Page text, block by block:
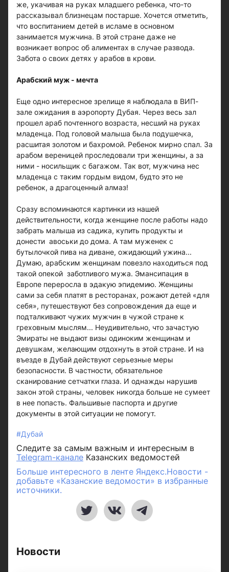
же, укачивая на руках младшего ребенка, что-то
рассказывал близнецам постарше. Хочется отметить,
что воспитанием детей в исламе в основном
занимается мужчина. В этой стране даже не
возникает вопрос об алиментах в случае развода.
Забота о своих детях у арабов в крови.
Арабский муж - мечта
Еще одно интересное зрелище я наблюдала в ВИП-
зале ожидания в аэропорту Дубая. Через весь зал
прошел араб почтенного возраста, несший на руках
младенца. Под головой малыша была подушечка,
расшитая золотом и бахромой. Ребенок мирно спал. За
арабом вереницей проследовали три женщины, а за
ними - носильщик с багажом. Так вот, мужчина нес
младенца с таким гордым видом, будто это не
ребенок, а драгоценный алмаз!
Сразу вспоминаются картинки из нашей
действительности, когда женщине после работы надо
забрать малыша из садика, купить продукты и
донести авоськи до дома. А там муженек с
бутылочкой пива на диване, ожидающий ужина...
Думаю, арабским женщинам повезло находиться под
такой опекой заботливого мужа. Эмансипация в
Европе переросла в эдакую эпидемию. Женщины
сами за себя платят в ресторанах, рожают детей «для
себя», путешествуют без сопровождения да еще и
подталкивают чужих мужчин в чужой стране к
греховным мыслям... Неудивительно, что зачастую
Эмираты не выдают визы одиноким женщинам и
девушкам, желающим отдохнуть в этой стране. И на
въезде в Дубай действуют серьезные меры
безопасности. В частности, обязательное
сканирование сетчатки глаза. И однажды нарушив
закон этой страны, человек никогда больше не сумеет
в нее попасть. Фальшивые паспорта и другие
документы в этой ситуации не помогут.
#Дубай
Следите за самым важным и интересным в
Telegram-канале Казанских ведомостей
Больше интересного в ленте Яндекс.Новости -
добавьте «Казанские ведомости» в избранные
источники.
Новости